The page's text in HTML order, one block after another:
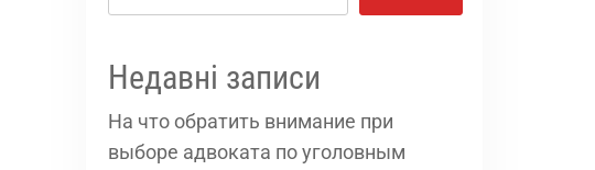
Недавні записи
На что обратить внимание при
выборе адвоката по уголовным